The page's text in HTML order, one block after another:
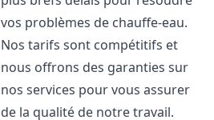
vos problèmes de chauffe-eau.
Nos tarifs sont compétitifs et
nous offrons des garanties sur
nos services pour vous assurer
de la qualité de notre travail.